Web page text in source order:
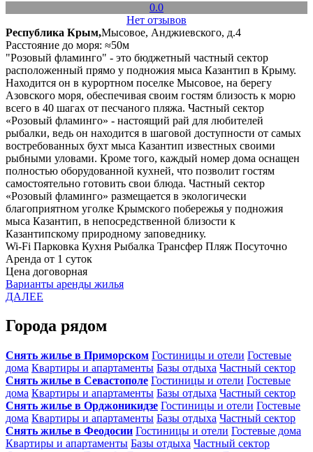
0.0
Нет отзывов
Республика Крым,Мысовое, Анджиевского, д.4
Расстояние до моря: ≈50м
"Розовый фламинго" - это бюджетный частный сектор
расположенный прямо у подножия мыса Казантип в Крыму.
Находится он в курортном поселке Мысовое, на берегу
Азовского моря, обеспечивая своим гостям близость к морю
всего в 40 шагах от песчаного пляжа. Частный сектор
«Розовый фламинго» - настоящий рай для любителей
рыбалки, ведь он находится в шаговой доступности от самых
востребованных бухт мыса Казантип известных своими
рыбными уловами. Кроме того, каждый номер дома оснащен
полностью оборудованной кухней, что позволит гостям
самостоятельно готовить свои блюда. Частный сектор
«Розовый фламинго» размещается в экологически
благоприятном уголке Крымского побережья у подножия
мыса Казантип, в непосредственной близости к
Казантипскому природному заповеднику.
Wi-Fi Парковка Кухня Рыбалка Трансфер Пляж Посуточно
Аренда от 1 суток
Цена договорная
Варианты аренды жилья
ДАЛЕЕ
Города рядом
Снять жилье в Приморском Гостиницы и отели Гостевые
дома Квартиры и апартаменты Базы отдыха Частный сектор
Снять жилье в Севастополе Гостиницы и отели Гостевые
дома Квартиры и апартаменты Базы отдыха Частный сектор
Снять жилье в Орджоникидзе Гостиницы и отели Гостевые
дома Квартиры и апартаменты Базы отдыха Частный сектор
Снять жилье в Феодосии Гостиницы и отели Гостевые дома
Квартиры и апартаменты Базы отдыха Частный сектор